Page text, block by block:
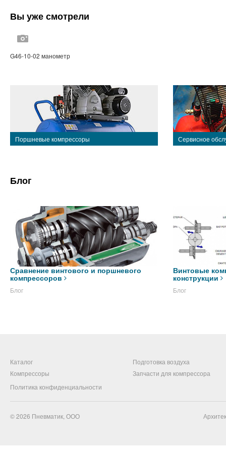
Вы уже смотрели
G46-10-02 манометр
Поршневые компрессоры Сервисное
Блог
Сравнение винтового и поршневого
компрессоров
Блог
Винтовые
конструкции
Блог
Каталог
Компрессоры
Подготовка воздуха
Запчасти для компрессора
Политика конфиденциальности
© 2026 Пневматик, ООО